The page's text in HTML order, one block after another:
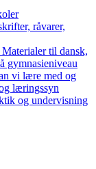
råvarer,
Materialer til dansk,
gymnasieniveau
vi lære med og
læringssyn
og undervisning